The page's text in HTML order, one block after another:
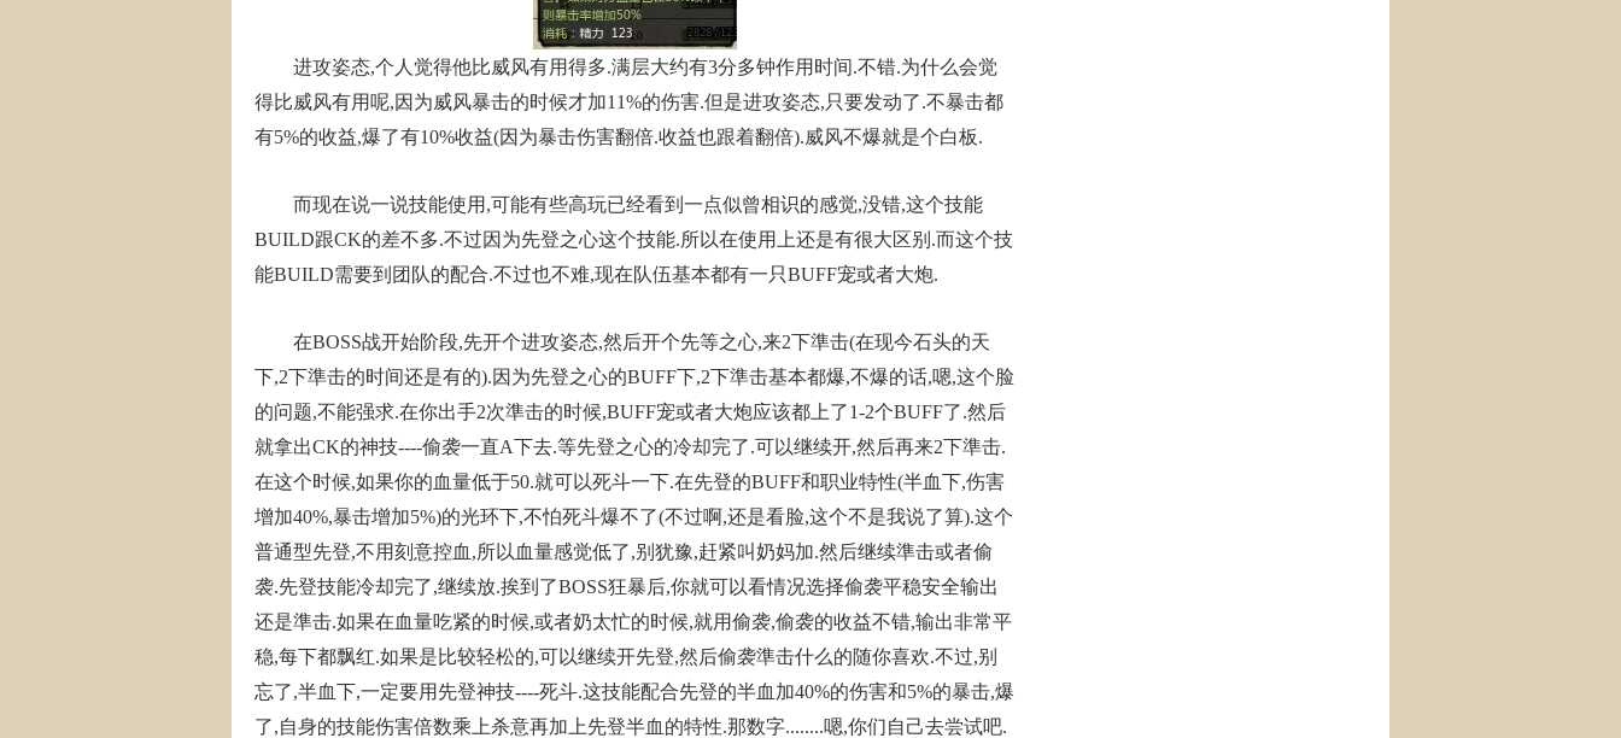
进攻姿态,个人觉得他比威风有用得多.满层大约有3分多钟作用时间.不错.为什么会觉
得比威风有用呢,因为威风暴击的时候才加11%的伤害.但是进攻姿态,只要发动了.不暴击都
有5%的收益,爆了有10%收益(因为暴击伤害翻倍.收益也跟着翻倍).威风不爆就是个白板.
而现在说一说技能使用,可能有些高玩已经看到一点似曾相识的感觉,没错,这个技能
BUILD跟CK的差不多.不过因为先登之心这个技能.所以在使用上还是有很大区别.而这个技
能BUILD需要到团队的配合.不过也不难,现在队伍基本都有一只BUFF宠或者大炮.
在BOSS战开始阶段,先开个进攻姿态,然后开个先等之心,来2下準击(在现今石头的天
下,2下準击的时间还是有的).因为先登之心的BUFF下,2下準击基本都爆,不爆的话,嗯,这个脸
的问题,不能强求.在你出手2次準击的时候,BUFF宠或者大炮应该都上了1-2个BUFF了.然后
就拿出CK的神技----偷袭一直A下去.等先登之心的冷却完了.可以继续开,然后再来2下準击.
在这个时候,如果你的血量低于50.就可以死斗一下.在先登的BUFF和职业特性(半血下,伤害
增加40%,暴击增加5%)的光环下,不怕死斗爆不了(不过啊,还是看脸,这个不是我说了算).这个
普通型先登,不用刻意控血,所以血量感觉低了,别犹豫,赶紧叫奶妈加.然后继续準击或者偷
袭.先登技能冷却完了,继续放.挨到了BOSS狂暴后,你就可以看情况选择偷袭平稳安全输出
还是準击.如果在血量吃紧的时候,或者奶太忙的时候,就用偷袭,偷袭的收益不错,输出非常平
稳,每下都飘红.如果是比较轻松的,可以继续开先登,然后偷袭準击什么的随你喜欢.不过,别
忘了,半血下,一定要用先登神技----死斗.这技能配合先登的半血加40%的伤害和5%的暴击,爆
了,自身的技能伤害倍数乘上杀意再加上先登半血的特性.那数字........嗯,你们自己去尝试吧.